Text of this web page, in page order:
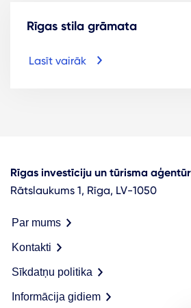
Rīgas stila grāmata
Lasīt vairāk
Rīgas investīciju un tūrisma
Rātslaukums 1, Rīga, LV-1050
Par mums
Kontakti
Sīkdatņu politika
Informācija gidiem